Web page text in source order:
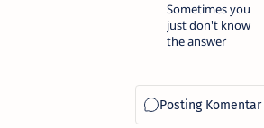
Sometimes you
just don't know
the answer